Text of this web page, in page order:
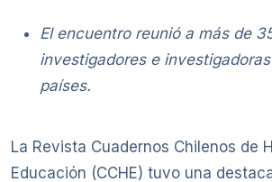
El encuentro reunió a más de
investigadores e
países.
La Revista Cuadernos Chilenos de
Educación (CCHE) tuvo una